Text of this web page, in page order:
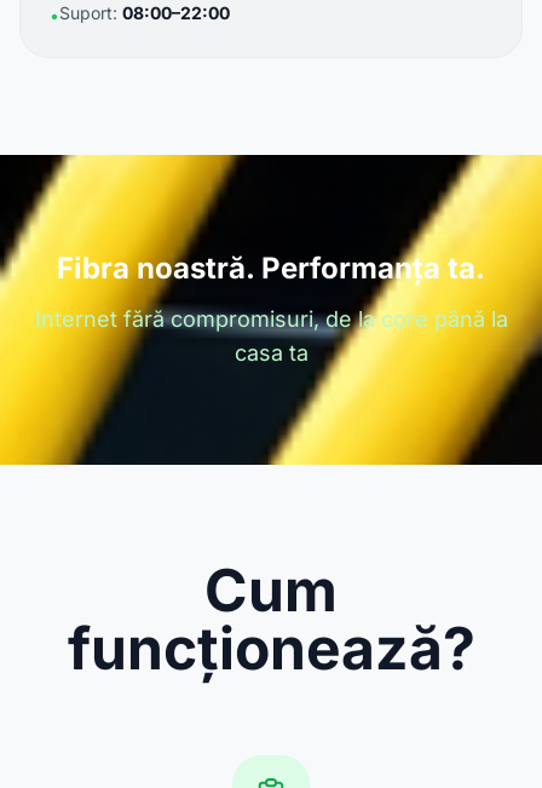
•Suport: 08:00–22:00
Fibra noastră. Performanța ta.
Internet fără compromisuri, de la core până la
casa ta
Cum
funcționează?